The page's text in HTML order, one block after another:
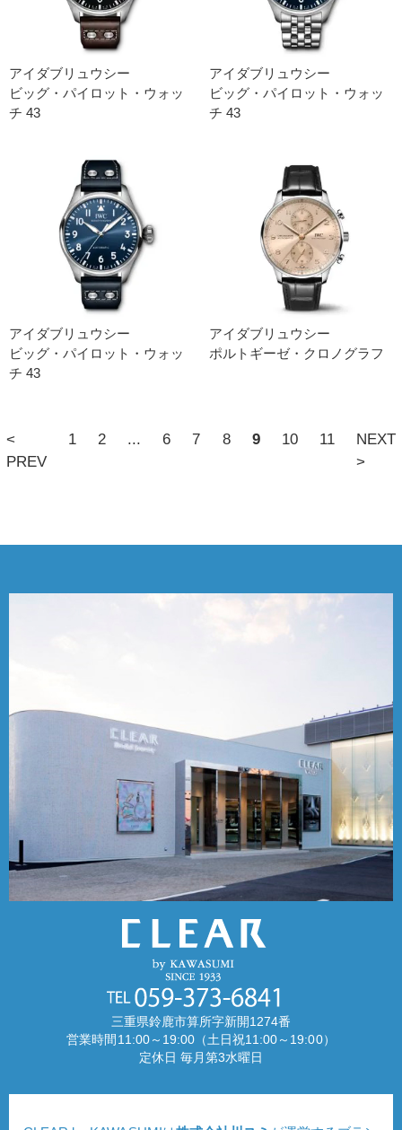
アイダブリュウシー
ビッグ・パイロット・ウォッ
チ 43
アイダブリュウシー
ビッグ・パイロット・ウォッ
チ 43
アイダブリュウシー
ビッグ・パイロット・ウォッ
チ 43
アイダブリュウシー
ポルトギーゼ・クロノグラフ
<
PREV
1 2 ... 6 7 8 9 10 11
NEXT
>
三重県鈴鹿市算所字新開1274番
営業時間11:00～19:00（土日祝11:00～19:00）
定休日 毎月第3水曜日